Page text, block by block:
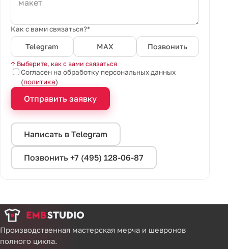
Как с вами связаться?*
Telegram MAX Позвонить
↑ Выберите, как с вами связаться
Согласен на обработку персональных данных
(политика)
Отправить заявку
Написать в Telegram
Позвонить +7 (495) 128-06-87
Производственная мастерская мерча и шевронов
полного цикла.